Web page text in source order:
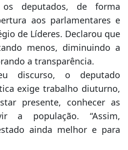
deputados, de forma
aos parlamentares e
de Líderes. Declarou que
menos, diminuindo a
a transparência.
discurso, o deputado
exige trabalho diuturno,
presente, conhecer as
a população. “Assim,
ainda melhor e para